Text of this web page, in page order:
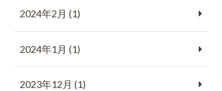
2024年2月 (1)
2024年1月 (1)
2023年12月 (1)